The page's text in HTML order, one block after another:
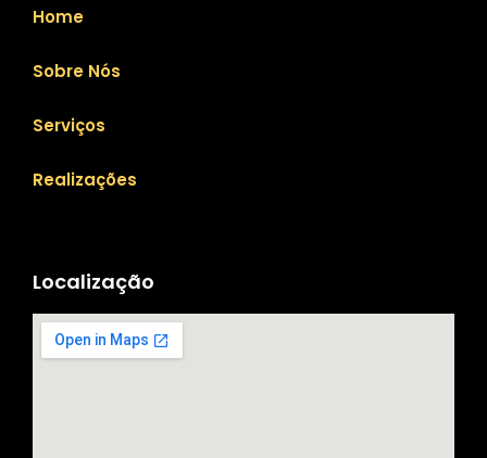
Home
Sobre Nós
Serviços
Realizações
Localização